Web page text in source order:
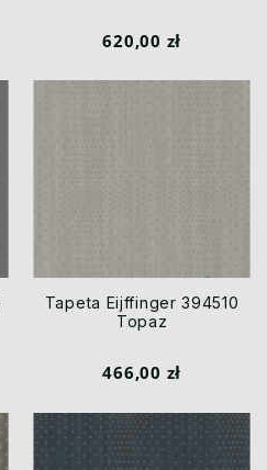
620,00 zł
Tapeta Eijffinger 394510
Topaz
466,00 zł